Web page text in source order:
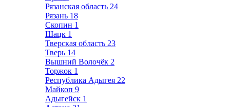
Рязанская область 24
Рязань 18
Скопин 1
Шацк 1
Тверская область 23
Тверь 14
Вышний Волочёк 2
Торжок 1
Республика Адыгея 22
Майкоп 9
Адыгейск 1